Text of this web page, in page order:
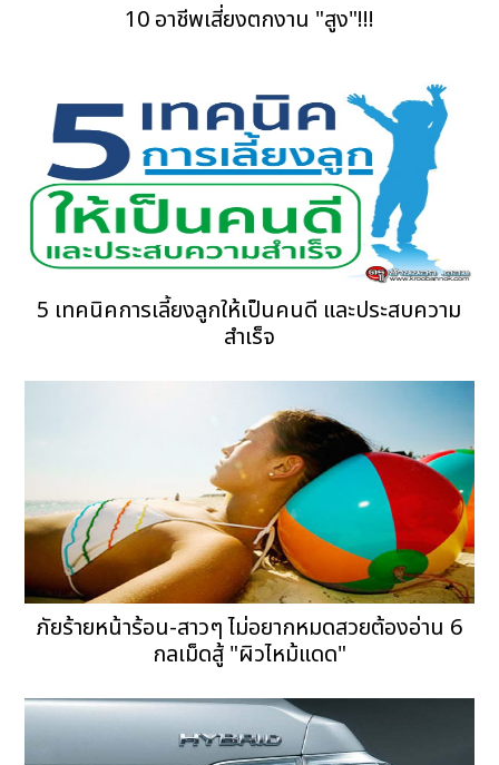
10 อาชีพเสี่ยงตกงาน "สูง"!!!
5 เทคนิคการเลี้ยงลูกให้เป็นคนดี และประสบความ
สำเร็จ
ภัยร้ายหน้าร้อน-สาวๆ ไม่อยากหมดสวยต้องอ่าน 6
กลเม็ดสู้ "ผิวไหม้แดด"